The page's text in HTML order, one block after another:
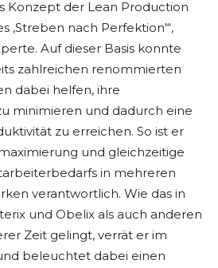
Konzept der Lean Production
‚Streben nach Perfektion'“,
Auf dieser Basis konnte
zahlreichen renommierten
dabei helfen, ihre
minimieren und dadurch eine
zu erreichen. So ist er
und gleichzeitige
in mehreren
verantwortlich. Wie das in
und Obelix als auch anderen
Zeit gelingt, verrät er im
beleuchtet dabei einen